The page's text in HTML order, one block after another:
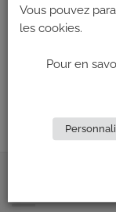
Vous pouvez
les cookies.
Pour en